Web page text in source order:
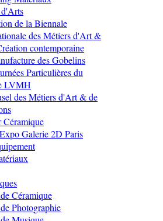
de la Biennale
des Métiers d'Art &
contemporaine
des Gobelins
Particulières du
LVMH
des Métiers d'Art & de
Expo Galerie 2D Paris
Céramique
Photographie